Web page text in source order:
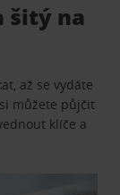
šitý na
až se vydáte
můžete půjčit
klíče a